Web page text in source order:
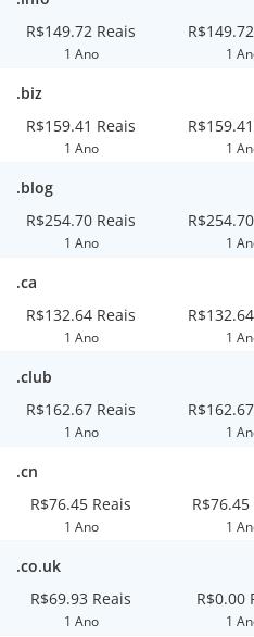
R$149.72 Reais
1 Ano 1
.biz
R$159.41 Reais
1 Ano 1
.blog
R$254.70 Reais
1 Ano 1
.ca
R$132.64 Reais
1 Ano 1
.club
R$162.67 Reais
1 Ano 1
.cn
R$76.45 Reais
1 Ano
R$76.45
1
.co.uk
R$69.93 Reais
1 Ano
R$0.00
1